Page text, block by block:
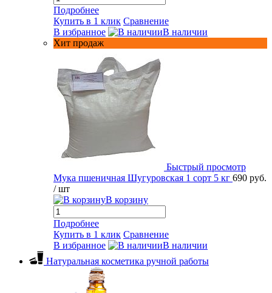
Подробнее
Купить в 1 клик Сравнение
В избранное
В наличии
Хит продаж
Быстрый просмотр
Мука пшеничная Шугуровская 1 сорт 5 кг 690 руб.
/ шт
В корзину
Подробнее
Купить в 1 клик Сравнение
В избранное
В наличии
Натуральная косметика ручной работы